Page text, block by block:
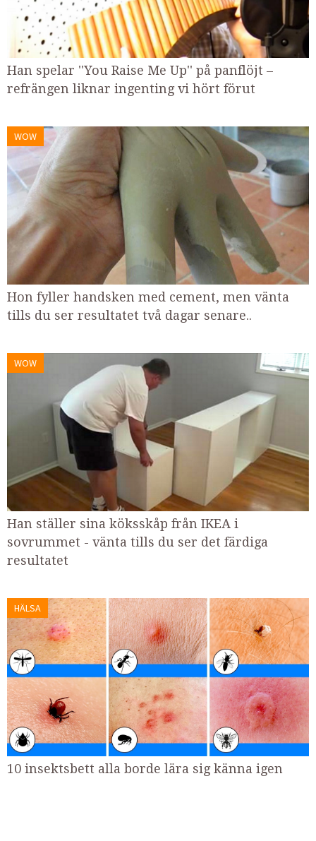
Han spelar ''You Raise Me Up'' på panflöjt –
refrängen liknar ingenting vi hört förut
WOW
Hon fyller handsken med cement, men vänta
tills du ser resultatet två dagar senare..
WOW
Han ställer sina köksskåp från IKEA i
sovrummet - vänta tills du ser det färdiga
resultatet
HÄLSA
10 insektsbett alla borde lära sig känna igen